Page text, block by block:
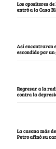
Los opositores
entró a la Casa
Así encontraron
escondido por
Regresar a la
contra la
La casona más
Petro afinó su